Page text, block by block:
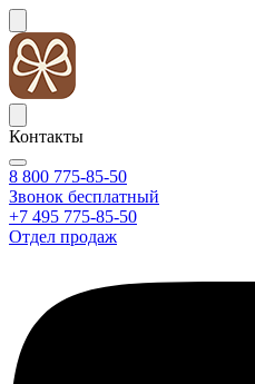
Контакты
8 800 775-85-50
Звонок бесплатный
+7 495 775-85-50
Отдел продаж